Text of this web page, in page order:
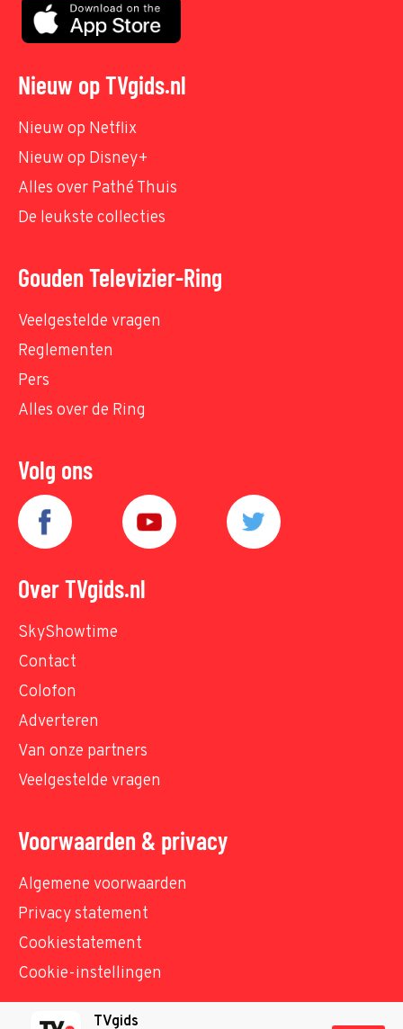
Nieuw op TVgids.nl
Nieuw op Netflix
Nieuw op Disney+
Alles over Pathé Thuis
De leukste collecties
Gouden Televizier-Ring
Veelgestelde vragen
Reglementen
Pers
Alles over de Ring
Volg ons
Over TVgids.nl
SkyShowtime
Contact
Colofon
Adverteren
Van onze partners
Veelgestelde vragen
Voorwaarden & privacy
Algemene voorwaarden
Privacy statement
Cookiestatement
Cookie-instellingen
TVgids